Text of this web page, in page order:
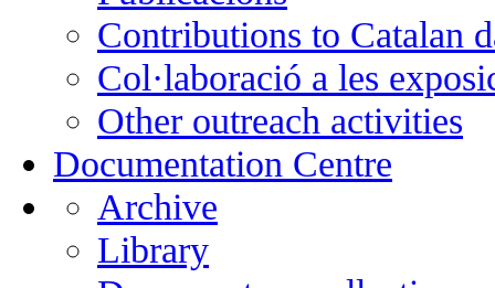
Contributions to Catalan
Col·laboració a les
Other outreach activities
Documentation Centre
Archive
Library